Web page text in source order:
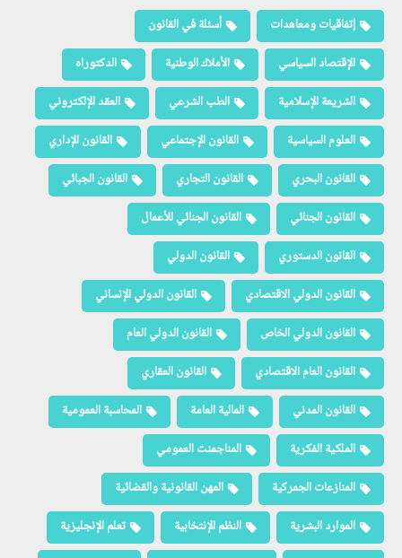
إتفاقيات ومعاهدات
أسئلة في القانون
الإقتصاد السياسي
الأملاك الوطنية
الدكتوراه
الشريعة الإسلامية
الطب الشرعي
العقد الإلكتروني
العلوم السياسية
القانون الإجتماعي
القانون الإداري
القانون البحري
القانون التجاري
القانون الجبائي
القانون الجنائي
القانون الجنائي للأعمال
القانون الدستوري
القانون الدولي
القانون الدولي الاقتصادي
القانون الدولي الإنساني
القانون الدولي الخاص
القانون الدولي العام
القانون العام الاقتصادي
القانون العقاري
القانون المدني
المالية العامة
المحاسبة العمومية
الملكية الفكرية
المناجمنت العمومي
المنازعات الجمركية
المهن القانونية والقضائية
الموارد البشرية
النظم الإنتخابية
تعلم الإنجليزية